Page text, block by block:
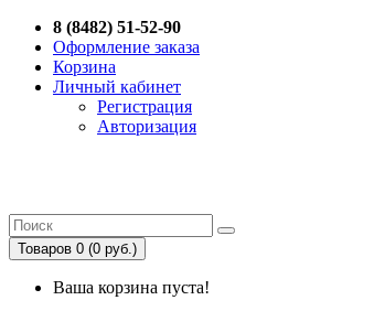
8 (8482) 51-52-90
Оформление заказа
Корзина
Личный кабинет
Регистрация
Авторизация
Товаров 0 (0 руб.)
Ваша корзина пуста!